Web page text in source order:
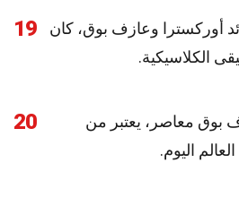
19
أوركسترا وعازف بوق، كان
الكلاسيكية.
20
بوق معاصر، يعتبر من
اليوم.